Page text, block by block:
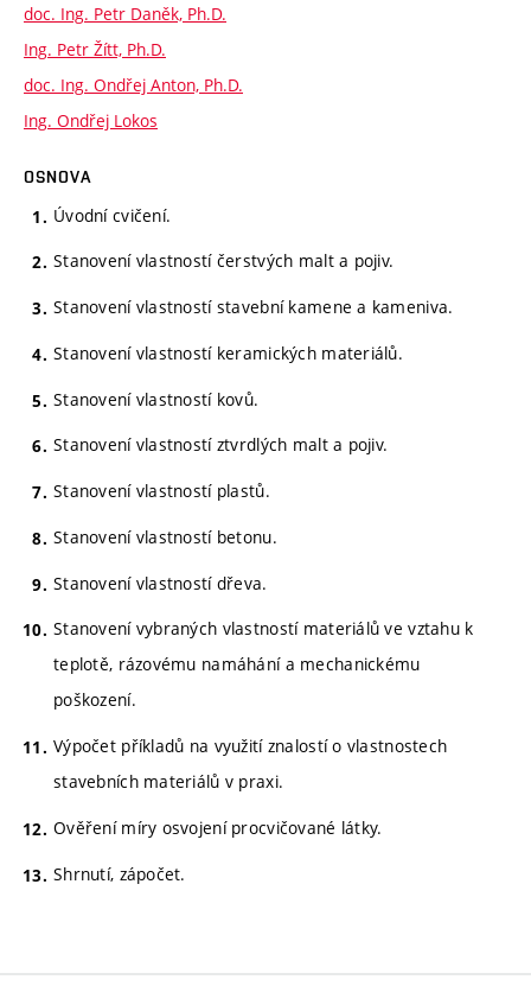
doc. Ing. Petr Daněk, Ph.D.
Ing. Petr Žítt, Ph.D.
doc. Ing. Ondřej Anton, Ph.D.
Ing. Ondřej Lokos
OSNOVA
Úvodní cvičení.
Stanovení vlastností čerstvých malt a pojiv.
Stanovení vlastností stavební kamene a kameniva.
Stanovení vlastností keramických materiálů.
Stanovení vlastností kovů.
Stanovení vlastností ztvrdlých malt a pojiv.
Stanovení vlastností plastů.
Stanovení vlastností betonu.
Stanovení vlastností dřeva.
Stanovení vybraných vlastností materiálů ve vztahu k
teplotě, rázovému namáhání a mechanickému
poškození.
Výpočet příkladů na využití znalostí o vlastnostech
stavebních materiálů v praxi.
Ověření míry osvojení procvičované látky.
Shrnutí, zápočet.